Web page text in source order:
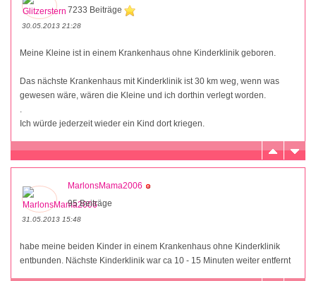
7233 Beiträge
30.05.2013 21:28
Meine Kleine ist in einem Krankenhaus ohne Kinderklinik geboren.
Das nächste Krankenhaus mit Kinderklinik ist 30 km weg, wenn was
gewesen wäre, wären die Kleine und ich dorthin verlegt worden.
.
Ich würde jederzeit wieder ein Kind dort kriegen.
MarlonsMama2006
95 Beiträge
31.05.2013 15:48
habe meine beiden Kinder in einem Krankenhaus ohne Kinderklinik
entbunden. Nächste Kinderklinik war ca 10 - 15 Minuten weiter entfernt